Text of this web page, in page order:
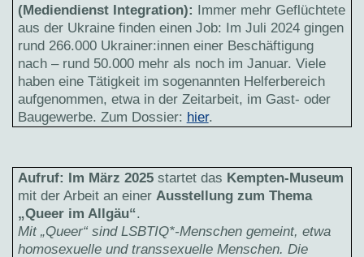
(Mediendienst Integration): Immer mehr Geflüchtete
aus der Ukraine finden einen Job: Im Juli 2024 gingen
rund 266.000 Ukrainer:innen einer Beschäftigung
nach – rund 50.000 mehr als noch im Januar. Viele
haben eine Tätigkeit im sogenannten Helferbereich
aufgenommen, etwa in der Zeitarbeit, im Gast- oder
Baugewerbe. Zum Dossier: hier.
Aufruf: Im März 2025startet das Kempten-Museum
mit der Arbeit an einer Ausstellung zum Thema
„Queer im Allgäu“.
Mit „Queer“ sind LSBTIQ*-Menschen gemeint, etwa
homosexuelle und transsexuelle Menschen. Die